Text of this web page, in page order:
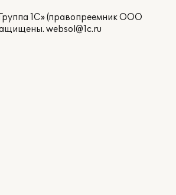
1С» (правопреемник ООО
websol@1c.ru